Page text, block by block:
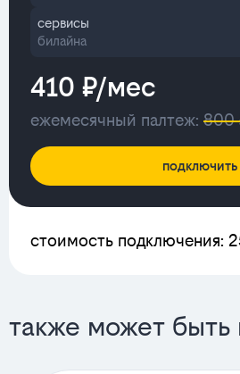
сервисы
билайна
410 ₽/мес
ежемесячный палтеж: 800
подключить
стоимость подключения:
также может быть